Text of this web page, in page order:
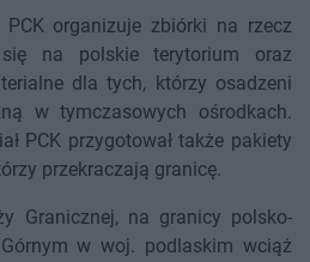
PCK organizuje zbiórki na rzecz
się na polskie terytorium oraz
dla tych, którzy osadzeni
w tymczasowych ośrodkach.
PCK przygotował także pakiety
przekraczają granicę.
Granicznej, na granicy polsko-
w woj. podlaskim wciąż